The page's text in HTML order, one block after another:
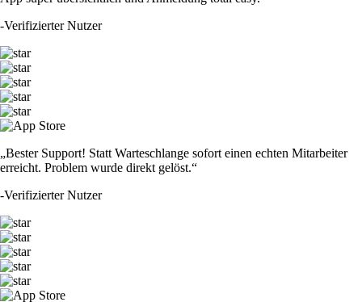
-Verifizierter Nutzer
„Bester Support! Statt Warteschlange sofort einen echten Mitarbeiter
erreicht. Problem wurde direkt gelöst.“
-Verifizierter Nutzer